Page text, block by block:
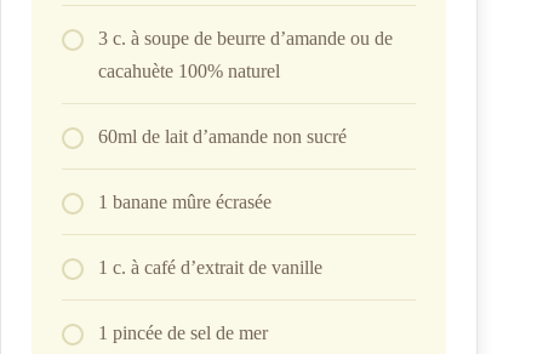
3 c. à soupe de beurre d’amande ou de
cacahuète 100% naturel
60ml de lait d’amande non sucré
1 banane mûre écrasée
1 c. à café d’extrait de vanille
1 pincée de sel de mer